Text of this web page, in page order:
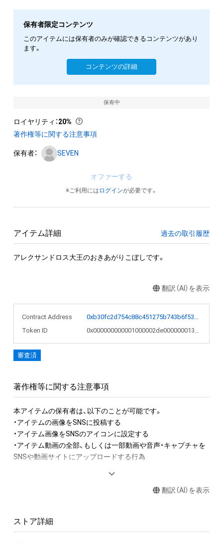
保有者限定コンテンツ
このアイテムには保有者のみが確認できるコンテンツがあり
ます。
コンテンツの詳細
保有中
ロイヤリティ ：20%
著作権等に関する注意事項
保有者： SEVEN
オファーする
※ご利用には ログインが必要です。
アイテム詳細 過去の取引履歴
アレクサンドロス大王のおきあがりこぼしです。
翻訳（AI）を表示
Contract Address
0xb30fc2d754c88c451275b743b6f530f19f643683
Token ID
0x000000000001000002de000000013fa8
審査済
著作権等に関する注意事項
本アイテムの保有者は、以下のことが可能です。
・アイテムの画像をSNSに投稿する
・アイテム画像をSNSのアイコンに設定する
・アイテム動画の全部、もしくは一部動画や音声・キャプチャを
SNSや動画サイトにアップロードする行為
・アイテムの画像を使用してメッセージカードを制作し友達に
する
翻訳（AI）を表示
ストア詳細